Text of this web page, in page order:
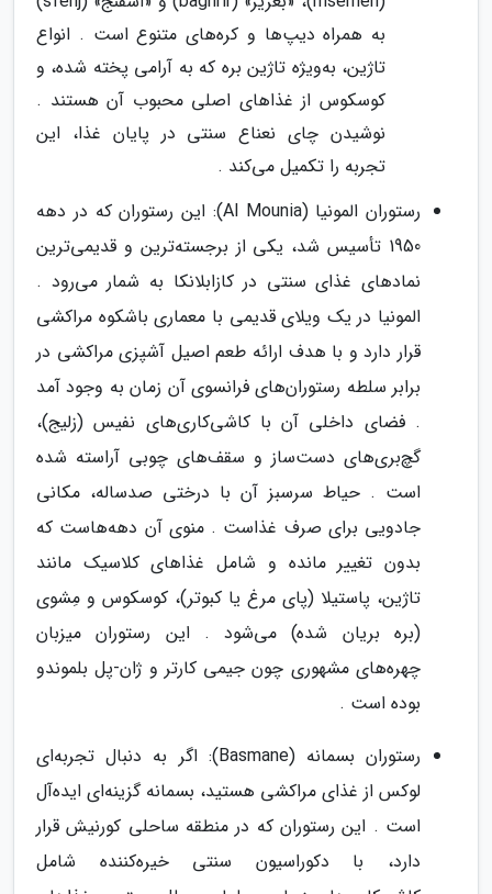
به همراه دیپ‌ها و کره‌های متنوع است . انواع
تاژین، به‌ویژه تاژین بره که به آرامی پخته شده، و
کوسکوس از غذاهای اصلی محبوب آن هستند .
نوشیدن چای نعناع سنتی در پایان غذا، این
تجربه را تکمیل می‌کند .
رستوران المونیا (Al Mounia): این رستوران که در دهه
1950 تأسیس شد، یکی از برجسته‌ترین و قدیمی‌ترین
نمادهای غذای سنتی در کازابلانکا به شمار می‌رود .
المونیا در یک ویلای قدیمی با معماری باشکوه مراکشی
قرار دارد و با هدف ارائه طعم اصیل آشپزی مراکشی در
برابر سلطه رستوران‌های فرانسوی آن زمان به وجود آمد
. فضای داخلی آن با کاشی‌کاری‌های نفیس (زلیج)،
گچ‌بری‌های دست‌ساز و سقف‌های چوبی آراسته شده
است . حیاط سرسبز آن با درختی صدساله، مکانی
جادویی برای صرف غذاست . منوی آن دهه‌هاست که
بدون تغییر مانده و شامل غذاهای کلاسیک مانند
تاژین، پاستیلا (پای مرغ یا کبوتر)، کوسکوس و مِشوی
(بره بریان شده) می‌شود . این رستوران میزبان
چهره‌های مشهوری چون جیمی کارتر و ژان-پل بلموندو
بوده است .
رستوران بسمانه (Basmane): اگر به دنبال تجربه‌ای
لوکس از غذای مراکشی هستید، بسمانه گزینه‌ای ایده‌آل
است . این رستوران که در منطقه ساحلی کورنیش قرار
دارد، با دکوراسیون سنتی خیره‌کننده شامل